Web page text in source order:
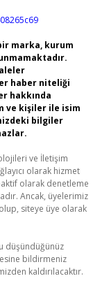
marka, kurum
haber niteliği
hakkında
ve kişiler ile isim
bilgiler
ve İletişim
olarak hizmet
olarak denetleme
Ancak, üyelerimiz
siteye üye olarak
düşündüğünüz
bildirmeniz
kaldırılacaktır.